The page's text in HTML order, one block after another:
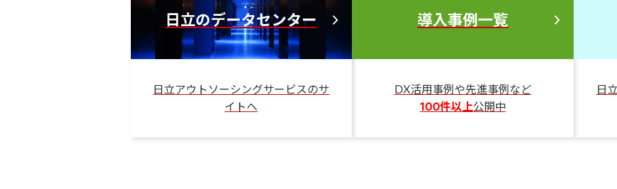
日立のデータセンター
日立アウトソーシングサービスのサ
イトへ
導入事例一覧
DX活用事例や先進事例など
100件以上公開中
日